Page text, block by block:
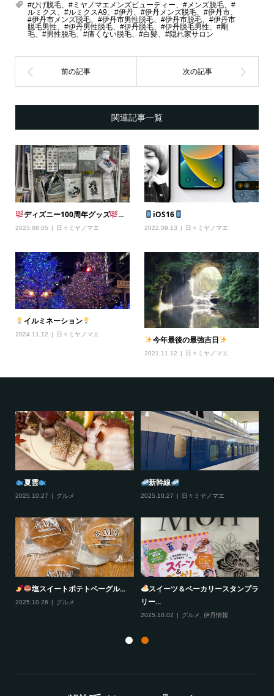
#ひげ脱毛、#ミヤノマエメンズビューティー、#メンズ脱毛、#
ルミクス、#ルミクスA9、#伊丹、#伊丹メンズ脱毛、#伊丹市、
#伊丹市メンズ脱毛、#伊丹市男性脱毛、#伊丹市脱毛、#伊丹市
脱毛男性、#伊丹男性脱毛、#伊丹脱毛、#伊丹脱毛男性、#剛
毛、#男性脱毛、#痛くない脱毛、#白髪、#隠れ家サロン
関連記事一覧
ディズニー100周年グッズ ...
2023.08.05 日々ミヤノマエ
iOS16
2022.09.13 日々ミヤノマエ
イルミネーション
2024.11.12 日々ミヤノマエ
今年最後の最強吉日
2021.11.12 日々ミヤノマエ
夏雲
2025.10.27 グルメ
新幹線
2025.10.27 日々ミヤノマエ
塩スイートポテトベーグル...
2025.10.26 グルメ
スイーツ＆ベーカリースタンプラ
リー...
2025.10.02 グルメ 伊丹情報